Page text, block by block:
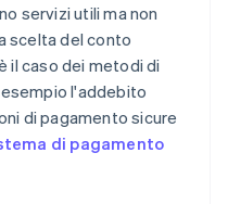
servizi utili ma non
scelta del conto
il caso dei metodi di
l'addebito
di pagamento sicure
di pagamento